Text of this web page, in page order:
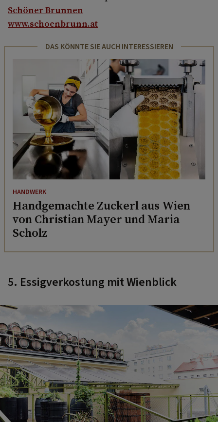
Schöner Brunnen
www.schoenbrunn.at
DAS KÖNNTE SIE AUCH INTERESSIEREN
HANDWERK
Handgemachte Zuckerl aus Wien
von Christian Mayer und Maria
Scholz
5. Essigverkostung mit Wienblick